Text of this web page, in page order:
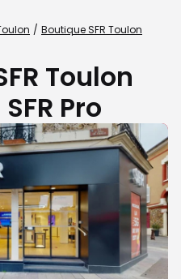
Boutique SFR Toulon
Toulon
Pro